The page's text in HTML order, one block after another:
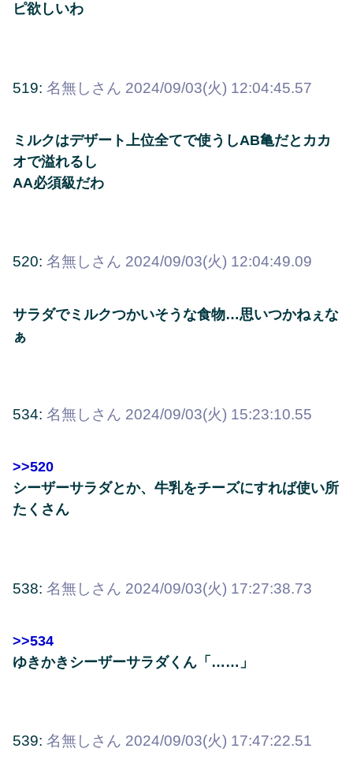
ピ欲しいわ
519: 名無しさん 2024/09/03(火) 12:04:45.57
ミルクはデザート上位全てで使うしAB亀だとカカ
オで溢れるし
AA必須級だわ
520: 名無しさん 2024/09/03(火) 12:04:49.09
サラダでミルクつかいそうな食物…思いつかねぇな
ぁ
534: 名無しさん 2024/09/03(火) 15:23:10.55
>>520
シーザーサラダとか、牛乳をチーズにすれば使い所
たくさん
538: 名無しさん 2024/09/03(火) 17:27:38.73
>>534
ゆきかきシーザーサラダくん「……」
539: 名無しさん 2024/09/03(火) 17:47:22.51